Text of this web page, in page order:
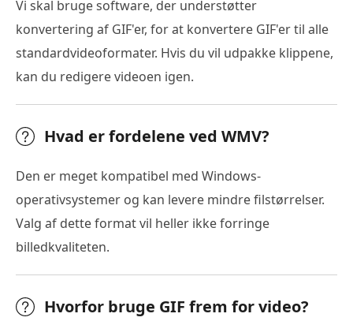
Vi skal bruge software, der understøtter
konvertering af GIF'er, for at konvertere GIF'er til alle
standardvideoformater. Hvis du vil udpakke klippene,
kan du redigere videoen igen.
Hvad er fordelene ved WMV?
Den er meget kompatibel med Windows-
operativsystemer og kan levere mindre filstørrelser.
Valg af dette format vil heller ikke forringe
billedkvaliteten.
Hvorfor bruge GIF frem for video?